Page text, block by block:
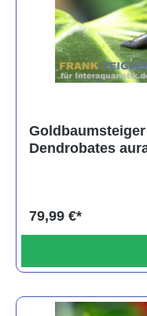
Dendrobates
79,99 €*